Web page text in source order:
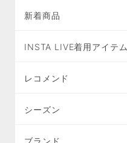
新着商品
INSTA LIVE着用アイテム
レコメンド
シーズン
ブランド